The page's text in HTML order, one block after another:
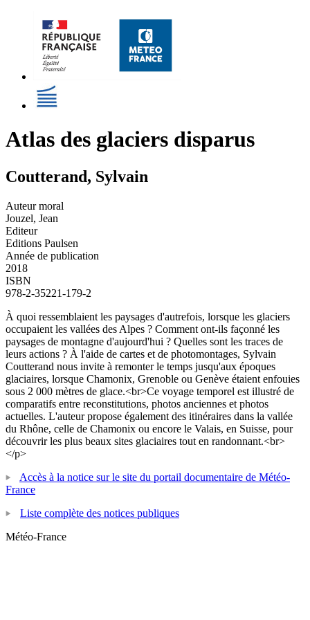
Atlas des glaciers disparus
Coutterand, Sylvain
Auteur moral
Jouzel, Jean
Editeur
Editions Paulsen
Année de publication
2018
ISBN
978-2-35221-179-2
À quoi ressemblaient les paysages d'autrefois, lorsque les glaciers
occupaient les vallées des Alpes ? Comment ont-ils façonné les
paysages de montagne d'aujourd'hui ? Quelles sont les traces de
leurs actions ? À l'aide de cartes et de photomontages, Sylvain
Coutterand nous invite à remonter le temps jusqu'aux époques
glaciaires, lorsque Chamonix, Grenoble ou Genève étaient enfouies
sous 2 000 mètres de glace.<br>Ce voyage temporel est illustré de
comparatifs entre reconstitutions, photos anciennes et photos
actuelles. L'auteur propose également des itinéraires dans la vallée
du Rhône, celle de Chamonix ou encore le Valais, en Suisse, pour
découvrir les plus beaux sites glaciaires tout en randonnant.<br>
</p>
Accès à la notice sur le site du portail documentaire de Météo-
France
Liste complète des notices publiques
Météo-France